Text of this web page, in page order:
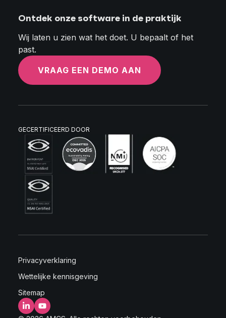
Ontdek onze software in de praktijk
Wij laten u zien wat het doet. U bepaalt of het
past.
VRAAG EEN DEMO AAN
GECERTIFICEERD DOOR
Privacyverklaring
Wettelijke kennisgeving
Sitemap
LinkedInYouTube